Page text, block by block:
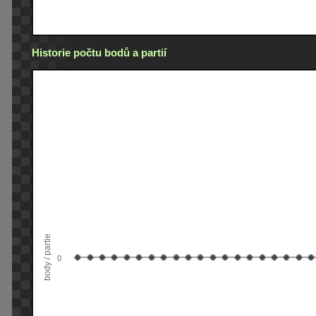
Historie počtu bodů a partií
body / partie 0